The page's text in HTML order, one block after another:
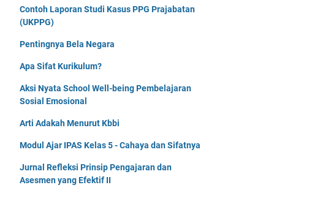
Contoh Laporan Studi Kasus PPG Prajabatan
(UKPPG)
Pentingnya Bela Negara
Apa Sifat Kurikulum?
Aksi Nyata School Well-being Pembelajaran
Sosial Emosional
Arti Adakah Menurut Kbbi
Modul Ajar IPAS Kelas 5 - Cahaya dan Sifatnya
Jurnal Refleksi Prinsip Pengajaran dan
Asesmen yang Efektif II